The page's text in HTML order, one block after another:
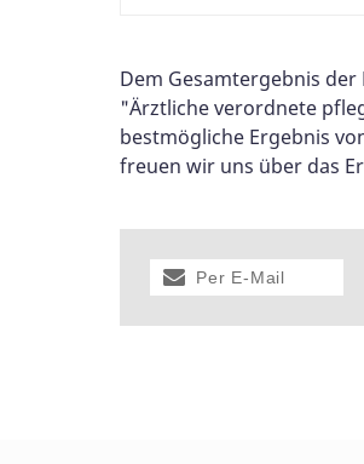
Dem Gesamtergebnis
"Ärztliche verordnete
bestmögliche Ergebnis
freuen wir uns über das
Per E-Mail